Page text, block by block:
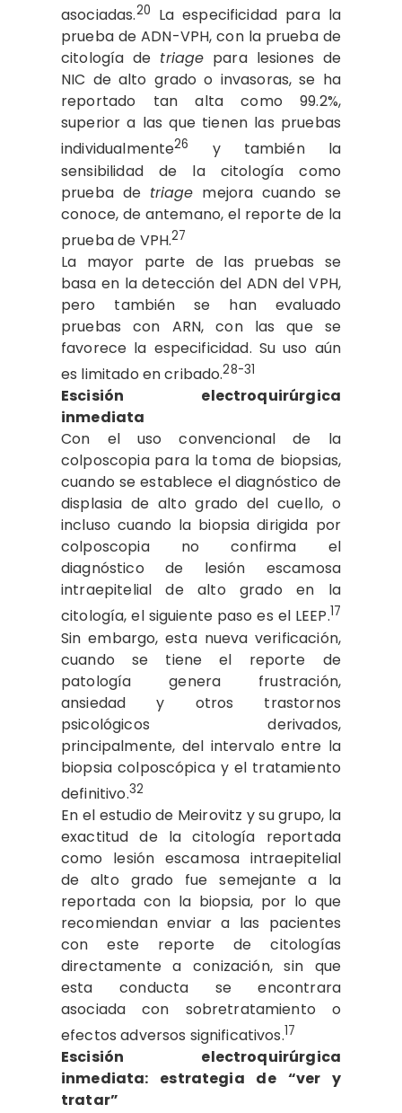
asociadas.20 La especificidad para la
prueba de ADN-VPH, con la prueba de
citología de triage para lesiones de
NIC de alto grado o invasoras, se ha
reportado tan alta como 99.2%,
superior a las que tienen las pruebas
individualmente26
y también la
sensibilidad de la citología como
prueba de triage mejora cuando se
conoce, de antemano, el reporte de la
prueba de VPH.27
La mayor parte de las pruebas se
basa en la detección del ADN del VPH,
pero también se han evaluado
pruebas con ARN, con las que se
favorece la especificidad. Su uso aún
es limitado en cribado.28-31
Escisión electroquirúrgica
inmediata
Con el uso convencional de la
colposcopia para la toma de biopsias,
cuando se establece el diagnóstico de
displasia de alto grado del cuello, o
incluso cuando la biopsia dirigida por
colposcopia no confirma el
diagnóstico de lesión escamosa
intraepitelial de alto grado en la
citología, el siguiente paso es el LEEP.17
Sin embargo, esta nueva verificación,
cuando se tiene el reporte de
patología genera frustración,
ansiedad y otros trastornos
psicológicos derivados,
principalmente, del intervalo entre la
biopsia colposcópica y el tratamiento
definitivo.32
En el estudio de Meirovitz y su grupo, la
exactitud de la citología reportada
como lesión escamosa intraepitelial
de alto grado fue semejante a la
reportada con la biopsia, por lo que
recomiendan enviar a las pacientes
con este reporte de citologías
directamente a conización, sin que
esta conducta se encontrara
asociada con sobretratamiento o
efectos adversos significativos.17
Escisión electroquirúrgica
inmediata: estrategia de “ver y
tratar”